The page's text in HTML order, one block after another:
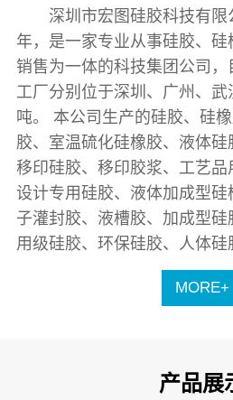
深圳市宏图硅胶科技有
年，是一家专业从事硅胶、硅
销售为一体的科技集团公司
工厂分别位于深圳、广州、
吨。 本公司生产的硅胶、硅
胶、室温硫化硅橡胶、液体硅
移印硅胶、移印胶浆、工艺
设计专用硅胶、液体加成型
子灌封胶、液槽胶、加成型
用级硅胶、环保硅胶、人体硅
MORE+
产品展